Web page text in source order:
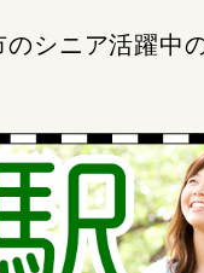
のシニア活躍中